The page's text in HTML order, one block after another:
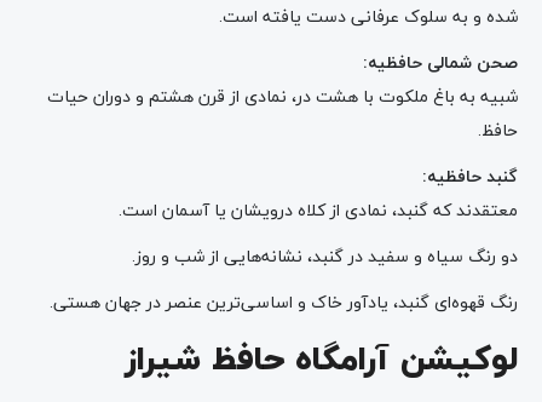
شده و به سلوک عرفانی دست یافته است.
صحن شمالی حافظیه:
شبیه به باغ ملکوت با هشت در، نمادی از قرن هشتم و دوران حیات
حافظ.
گنبد حافظیه:
معتقدند که گنبد، نمادی از کلاه درویشان یا آسمان است.
دو رنگ سیاه و سفید در گنبد، نشانه‌هایی از شب و روز.
رنگ قهوه‌ای گنبد، یادآور خاک و اساسی‌ترین عنصر در جهان هستی.
لوکیشن آرامگاه حافظ شیراز